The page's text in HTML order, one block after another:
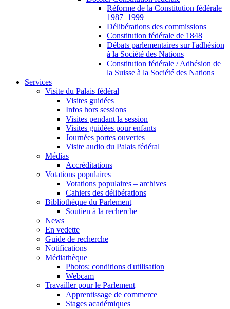
Réforme de la Constitution fédérale
1987–1999
Délibérations des commissions
Constitution fédérale de 1848
Débats parlementaires sur l'adhésion
à la Société des Nations
Constitution fédérale / Adhésion de
la Suisse à la Société des Nations
Services
Visite du Palais fédéral
Visites guidées
Infos hors sessions
Visites pendant la session
Visites guidées pour enfants
Journées portes ouvertes
Visite audio du Palais fédéral
Médias
Accréditations
Votations populaires
Votations populaires – archives
Cahiers des délibérations
Bibliothèque du Parlement
Soutien à la recherche
News
En vedette
Guide de recherche
Notifications
Médiathèque
Photos: conditions d'utilisation
Webcam
Travailler pour le Parlement
Apprentissage de commerce
Stages académiques